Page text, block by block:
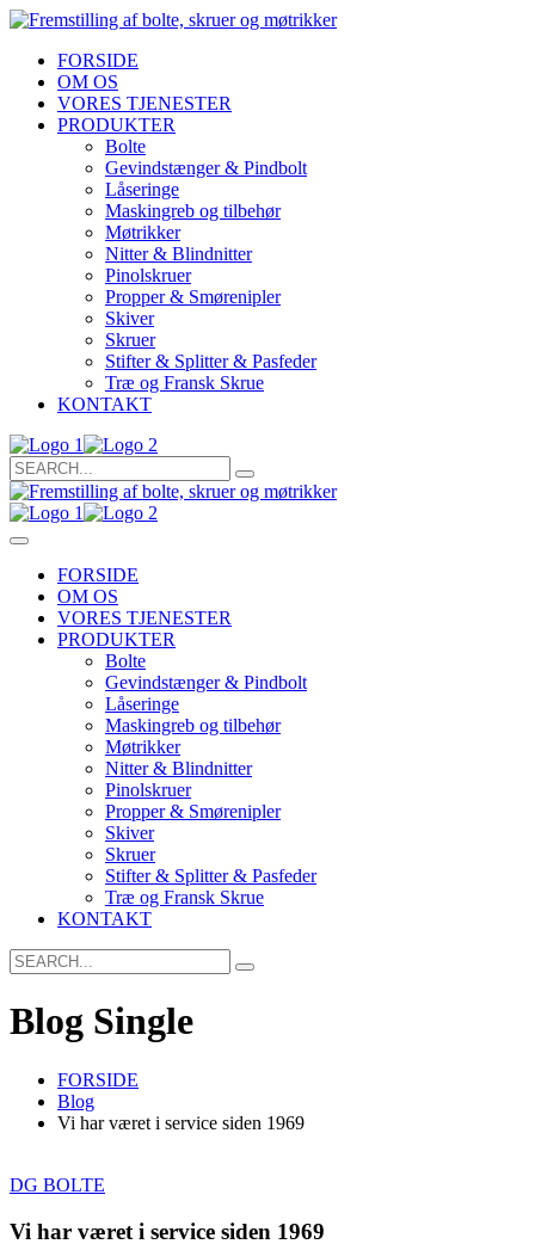
FORSIDE
OM OS
VORES TJENESTER
PRODUKTER
Bolte
Gevindstænger & Pindbolt
Låseringe
Maskingreb og tilbehør
Møtrikker
Nitter & Blindnitter
Pinolskruer
Propper & Smørenipler
Skiver
Skruer
Stifter & Splitter & Pasfeder
Træ og Fransk Skrue
KONTAKT
Search
for:
FORSIDE
OM OS
VORES TJENESTER
PRODUKTER
Bolte
Gevindstænger & Pindbolt
Låseringe
Maskingreb og tilbehør
Møtrikker
Nitter & Blindnitter
Pinolskruer
Propper & Smørenipler
Skiver
Skruer
Stifter & Splitter & Pasfeder
Træ og Fransk Skrue
KONTAKT
Search
for:
Blog Single
FORSIDE
Blog
Vi har været i service siden 1969
DG BOLTE
Vi har været i service siden 1969